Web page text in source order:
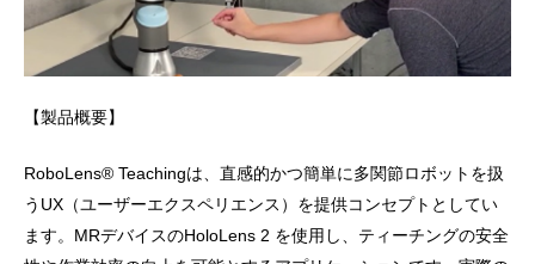
【製品概要】
RoboLens® Teachingは、直感的かつ簡単に多関節ロボットを扱
うUX（ユーザーエクスペリエンス）を提供コンセプトとしてい
ます。MRデバイスのHoloLens 2 を使用し、ティーチングの安全